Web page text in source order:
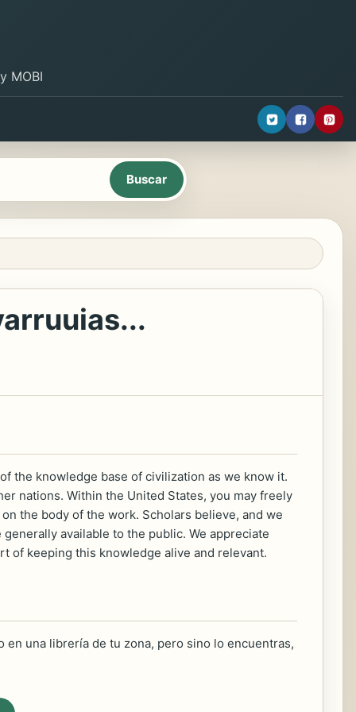
MOBI
the knowledge base of civilization as we know it.
nations. Within the United States, you may freely
the body of the work. Scholars believe, and we
available to the public. We appreciate
of keeping this knowledge alive and relevant.
una librería de tu zona, pero sino lo encuentras,